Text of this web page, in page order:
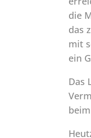
die
das
mit
ein
Das